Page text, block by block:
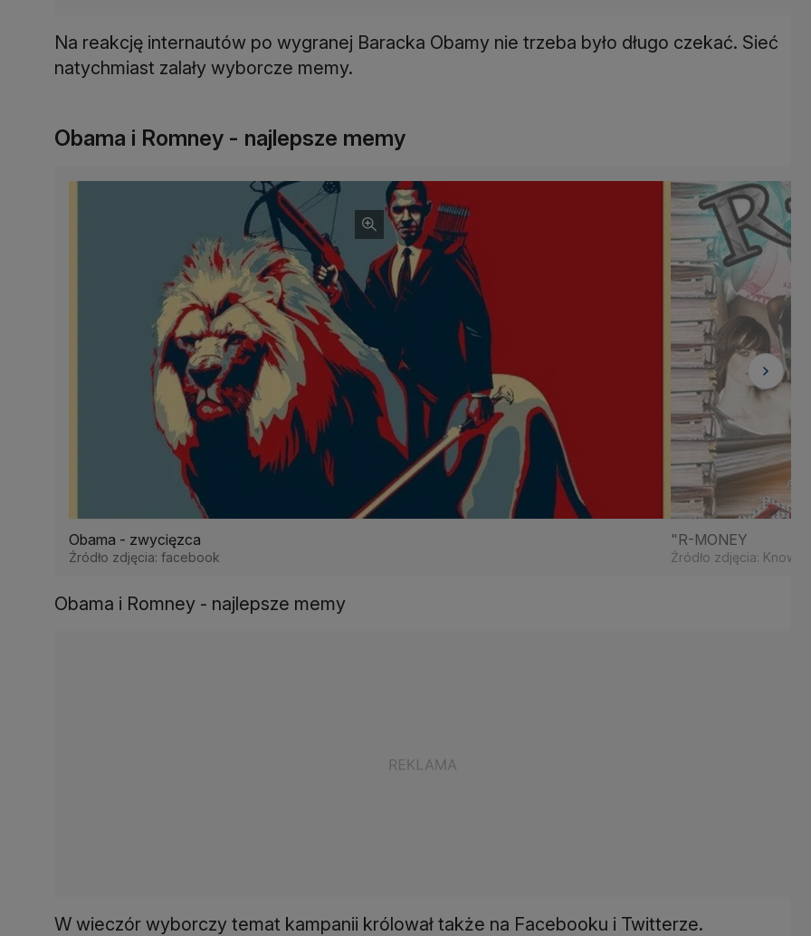
Na reakcję internautów po wygranej Baracka Obamy nie trzeba było długo czekać. Sieć
natychmiast zalały wyborcze memy.
Obama i Romney - najlepsze memy
Obama - zwycięzca
Źródło zdjęcia: facebook
"R-MONEY
Źródło zdjęcia: Know
Obama i Romney - najlepsze memy
W wieczór wyborczy temat kampanii królował także na Facebooku i Twitterze.